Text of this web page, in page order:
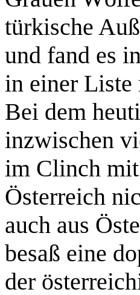
türkische
und fand es
in einer Liste
Bei dem
inzwischen
im Clinch
Österreich
auch aus
besaß eine
der